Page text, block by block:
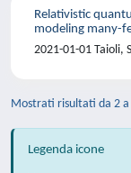
Relativistic
modeling many-
2021-01-01 Taioli,
Mostrati risultati da 2 a
Legenda icone